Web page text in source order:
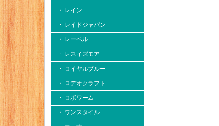
・ レイン
・ レイドジャパン
・ レーベル
・ レスイズモア
・ ロイヤルブルー
・ ロデオクラフト
・ ロボワーム
・ ワンスタイル